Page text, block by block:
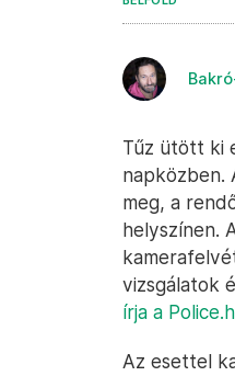
Tűz ütött ki
napközben.
meg, a
helyszínen.
vizsgálatok
írja a
Az esettel